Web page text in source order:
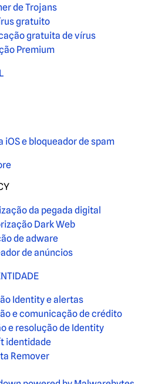
de Trojans
gratuito
gratuita de vírus
Premium
iOS e bloqueador de spam
da pegada digital
Dark Web
de adware
de anúncios
Identity e alertas
e comunicação de crédito
e resolução de Identity
identidade
Remover